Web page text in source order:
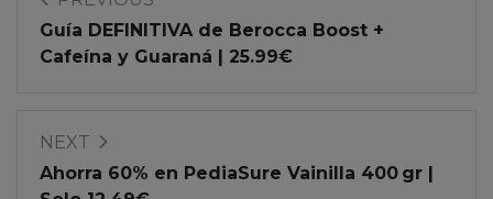
Guía DEFINITIVA de Berocca Boost +
Cafeína y Guaraná | 25.99€
NEXT
Ahorra 60% en PediaSure Vainilla 400 gr |